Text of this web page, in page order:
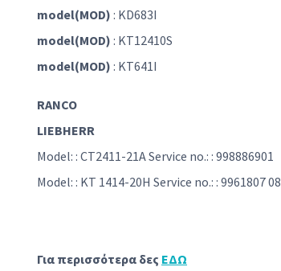
model(MOD) : KD683I
model(MOD) : KT12410S
model(MOD) : KT641I
RANCO
LIEBHERR
Model: : CT2411-21A Service no.: : 998886901
Model: : KT 1414-20H Service no.: : 9961807 08
Για περισσότερα δες ΕΔΩ